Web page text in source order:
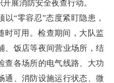
展消防安全夜查行动。
“零容忍”态度紧盯隐患，
时可用。检查期间，大队监
、饭店等夜间营业场所，结
查各场所的电气线路、大功
通、消防设施运行状态、微